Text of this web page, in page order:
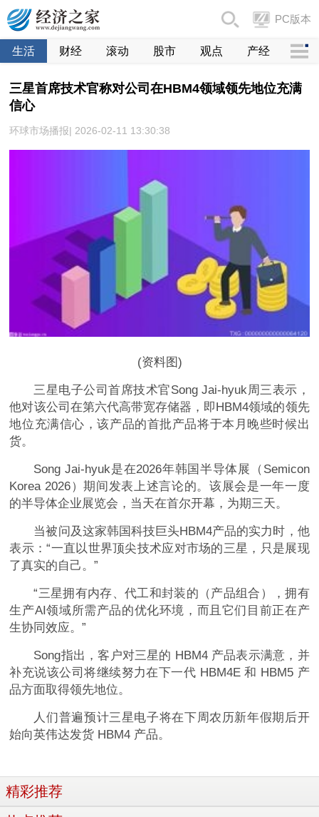
PC版本
生活 财经 滚动 股市 观点 产经
三星首席技术官称对公司在HBM4领域领先地位充满
信心
环球市场播报| 2026-02-11 13:30:38
(资料图)
三星电子公司首席技术官Song Jai-hyuk周三表示，
他对该公司在第六代高带宽存储器，即HBM4领域的领先
地位充满信心，该产品的首批产品将于本月晚些时候出
货。
Song Jai-hyuk是在2026年韩国半导体展（Semicon
Korea 2026）期间发表上述言论的。该展会是一年一度
的半导体企业展览会，当天在首尔开幕，为期三天。
当被问及这家韩国科技巨头HBM4产品的实力时，他
表示：“一直以世界顶尖技术应对市场的三星，只是展现
了真实的自己。”
“三星拥有内存、代工和封装的（产品组合），拥有
生产AI领域所需产品的优化环境，而且它们目前正在产
生协同效应。”
Song指出，客户对三星的 HBM4 产品表示满意，并
补充说该公司将继续努力在下一代 HBM4E 和 HBM5 产
品方面取得领先地位。
人们普遍预计三星电子将在下周农历新年假期后开
始向英伟达发货 HBM4 产品。
精彩推荐